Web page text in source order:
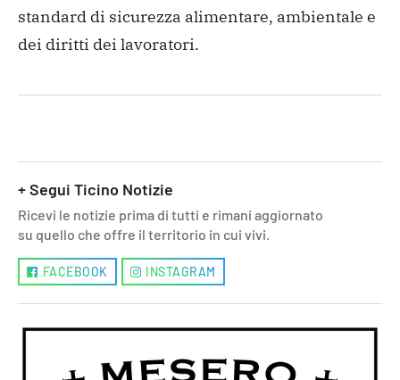
standard di sicurezza alimentare, ambientale e
dei diritti dei lavoratori.
+ Segui Ticino Notizie
Ricevi le notizie prima di tutti e rimani aggiornato
su quello che offre il territorio in cui vivi.
FACEBOOK INSTAGRAM